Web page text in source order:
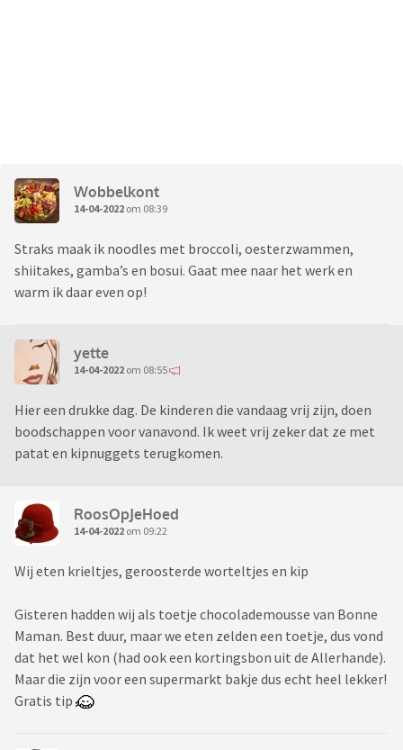
Wobbelkont
14-04-2022 om 08:39
Straks maak ik noodles met broccoli, oesterzwammen,
shiitakes, gamba’s en bosui. Gaat mee naar het werk en
warm ik daar even op!
yette
14-04-2022 om 08:55
Hier een drukke dag. De kinderen die vandaag vrij zijn, doen
boodschappen voor vanavond. Ik weet vrij zeker dat ze met
patat en kipnuggets terugkomen.
RoosOpJeHoed
14-04-2022 om 09:22
Wij eten krieltjes, geroosterde worteltjes en kip
Gisteren hadden wij als toetje chocolademousse van Bonne
Maman. Best duur, maar we eten zelden een toetje, dus vond
dat het wel kon (had ook een kortingsbon uit de Allerhande).
Maar die zijn voor een supermarkt bakje dus echt heel lekker!
Gratis tip